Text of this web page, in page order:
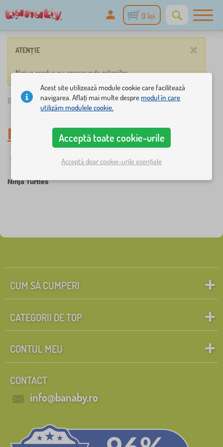
0 lei
×
ATENȚIE
Niciun produs nu corespunde criteriilor.
Banaby.ro »Ninja Turtles
Ninja Turtles
Filtrare Personaje de poveste
FILTRARE
Ninja Turtles
CUM SĂ CUMPERI
CATEGORII DE TOP
CONTUL MEU
CONTACT
info@banaby.ro
Acest site utilizează module cookie care facilitează
navigarea. Aflați mai multe despremodul în care
utilizăm modulele cookie.
Acceptă toate cookie-urile
Acceptă doar cookie-urile esențiale